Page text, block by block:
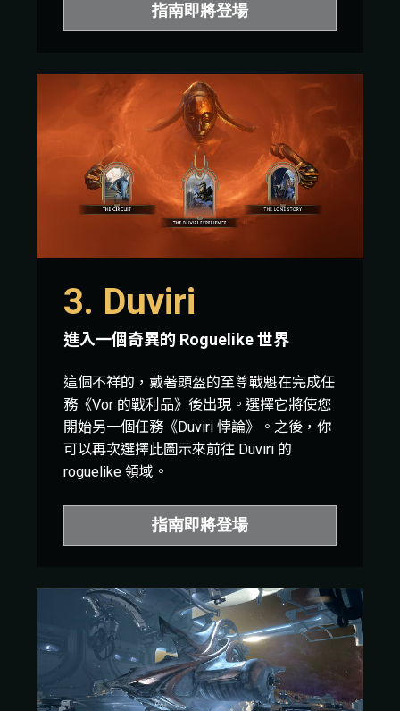
指南即將登場
3. Duviri
進入一個奇異的 Roguelike 世界
這個不祥的，戴著頭盔的至尊戰魁在完成任
務《Vor 的戰利品》後出現。選擇它將使您
開始另一個任務《Duviri 悖論》。之後，你
可以再次選擇此圖示來前往 Duviri 的
roguelike 領域。
指南即將登場